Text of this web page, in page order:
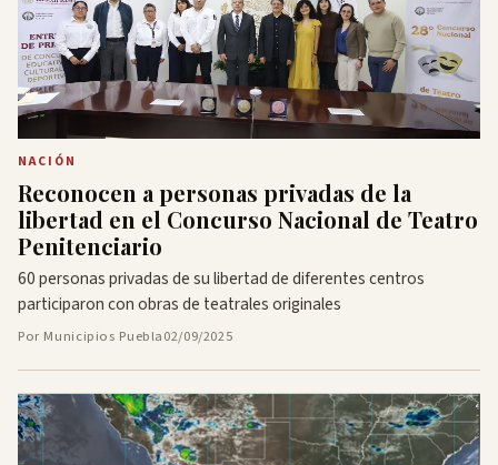
NACIÓN
Reconocen a personas privadas de la
libertad en el Concurso Nacional de Teatro
Penitenciario
60 personas privadas de su libertad de diferentes centros
participaron con obras de teatrales originales
Por Municipios Puebla02/09/2025